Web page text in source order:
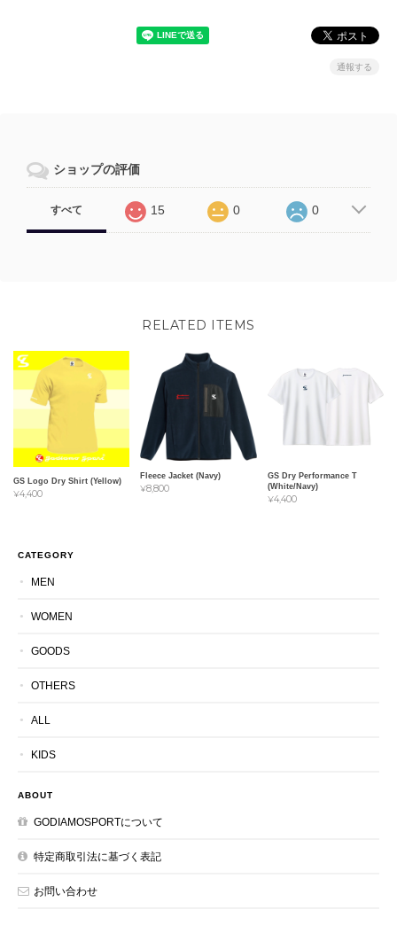
通報する
ショップの評価
すべて 15 0 0
RELATED ITEMS
GS Logo Dry Shirt (Yellow)
¥4,400
Fleece Jacket (Navy)
¥8,800
GS Dry Performance T
(White/Navy)
¥4,400
CATEGORY
MEN
WOMEN
GOODS
OTHERS
ALL
KIDS
ABOUT
GODIAMOSPORTについて
特定商取引法に基づく表記
お問い合わせ